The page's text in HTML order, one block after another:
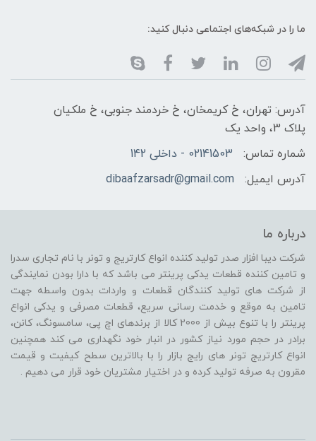
ما را در شبکه‌های اجتماعی دنبال کنید:
آدرس: تهران، خ کریمخان، خ خردمند جنوبی، خ ملکیان
پلاک 3، واحد یک
شماره تماس:
02141503 - داخلی 142
آدرس ایمیل:
dibaafzarsadr@gmail.com
درباره ما
شرکت دیبا افزار صدر تولید کننده انواع کارتریج و تونر با نام تجاری سدرا
و تامین کننده قطعات یدکی پرینتر می باشد که با دارا بودن نمایندگی
از شرکت های تولید کنندگان قطعات و واردات بدون واسطه جهت
تامین به موقع و خدمت رسانی سریع، قطعات مصرفی و یدکی انواع
پرینتر را با تنوع بیش از 2000 کالا از برندهای اچ پی، سامسونگ، کانن،
برادر در حجم مورد نیاز کشور در انبار خود نگهداری می کند همچنین
انواع کارتریج تونر های رایج بازار را با بالاترین سطح کیفیت و قیمت
مقرون به صرفه تولید کرده و در اختیار مشتریان خود قرار می دهیم .